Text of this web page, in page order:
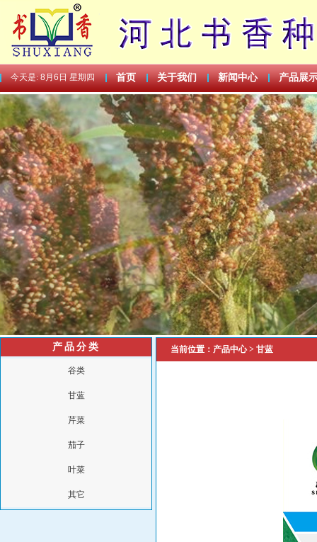
今天是:8月6日 星期四 首页 关于我们 新闻中心 产品展
产品分类
谷类
甘蓝
芹菜
茄子
叶菜
其它
当前位置： 产品中心> 甘蓝